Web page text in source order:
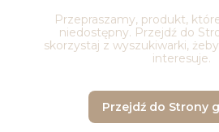
Przepraszamy, produkt,
niedostępny. Przejdź do
skorzystaj z wyszukiwarki,
interesuje.
Przejdź do Strony